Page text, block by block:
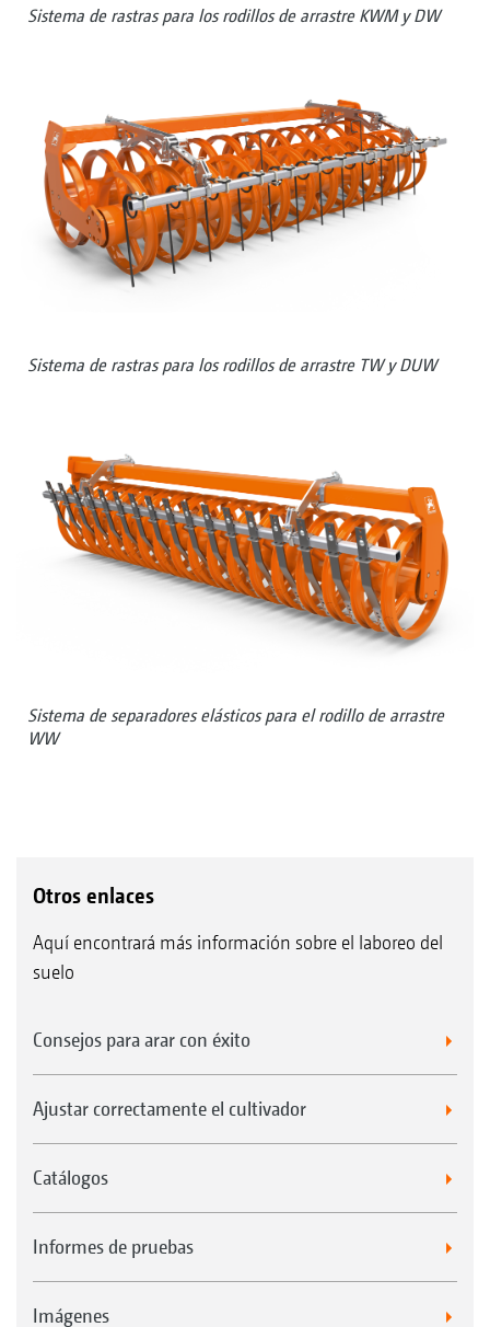
Sistema de rastras para los rodillos de arrastre KWM y DW
Sistema de rastras para los rodillos de arrastre TW y DUW
Sistema de separadores elásticos para el rodillo de arrastre
WW
Otros enlaces
Aquí encontrará más información sobre el laboreo del
suelo
Consejos para arar con éxito
Ajustar correctamente el cultivador
Catálogos
Informes de pruebas
Imágenes